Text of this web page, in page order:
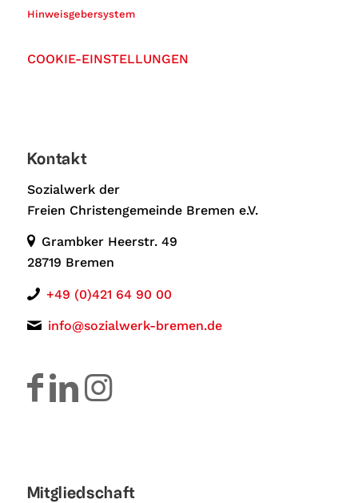
Hinweisgebersystem
COOKIE-EINSTELLUNGEN
Kontakt
Sozialwerk der
Freien Christengemeinde Bremen e.V.
Grambker Heerstr. 49
28719 Bremen
+49 (0)421 64 90 00
info@sozialwerk-bremen.de
Mitgliedschaft